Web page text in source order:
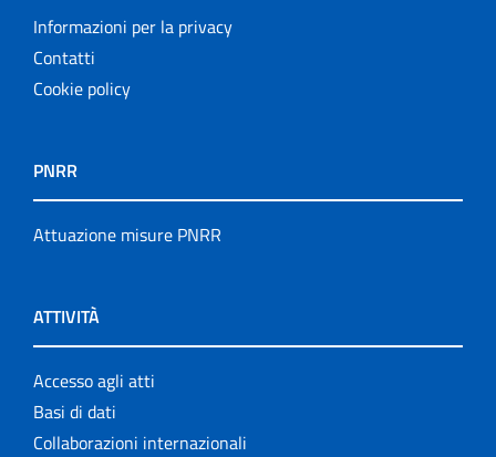
Informazioni per la privacy
Contatti
Cookie policy
PNRR
Attuazione misure PNRR
ATTIVITÀ
Accesso agli atti
Basi di dati
Collaborazioni internazionali